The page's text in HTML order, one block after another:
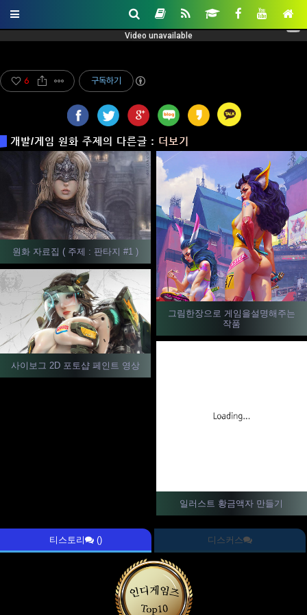
6 구독하기
개발/게임 원화 주제의 다른글 : 더보기
원화 자료집 ( 주제 : 판타지 #1 )
그림한장으로 게임을설명해주는
작품
사이보그 2D 포토샵 페인트 영상
일러스트 황금액자 만들기
티스토리 () 디스커스